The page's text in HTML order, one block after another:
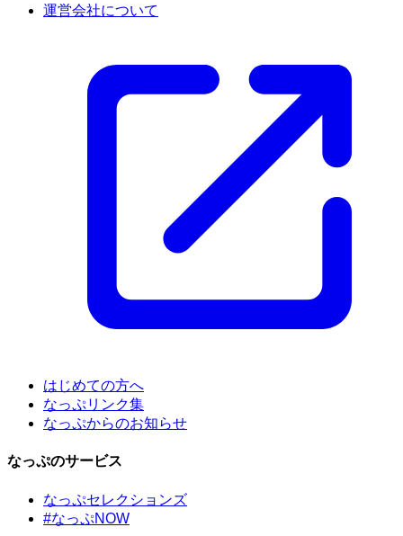
運営会社について
はじめての方へ
なっぷリンク集
なっぷからのお知らせ
なっぷのサービス
なっぷセレクションズ
#なっぷNOW